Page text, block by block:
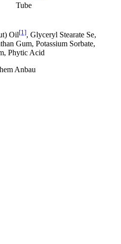
Tube
Oil[1], Glyceryl Stearate Se,
Gum, Potassium Sorbate,
Phytic Acid
Anbau